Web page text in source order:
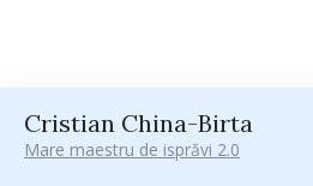
Cristian China-Birta
Mare maestru de isprăvi 2.0